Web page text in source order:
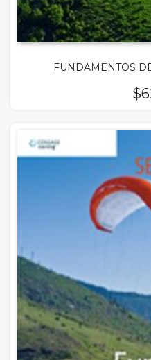
FUNDAMENTOS
$